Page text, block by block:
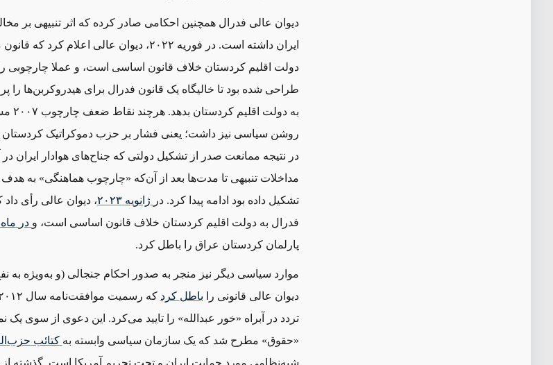
دیوان عالی فدرال همچنین احکامی صادر کرده که اثر تنبیهی بر
دولت اقلیم کردستان خلاف قانون اساسی است، و عملا چارچوبی را
طراحی شده بود تا خالیگاه یک قانون فدرال برای هیدروکربن‌ها را
به
روشن سیاسی نیز داشت؛ یعنی ‌فشار بر حزب دموکراتیک کردستان
در نتیجه ممانعت صدر از تشکیل دولتی که جناح‌های هوادار ایران در
مداخلات تنبیهی تا مدت‌ها بعد از آن‌که «چارچوب هماهنگی» به
تشکیل داده بود ادامه پیدا کرد. در ژانویه ۲۰۲۳
، دیوان عالی رأی داد
فدرال به دولت اقلیم کردستان خلاف قانون اساسی است، و در ماه
پارلمان کردستان عراق را باطل کرد.
دیوان عالی قانونی را باطل کرد
تردد در آبراه «خور عبدالله» را تایید می‌کرد. این دعوی از سوی یک
«حقوق» مطرح شد که یک سازمان سیاسی وابسته به کتائب حزب
شبه‌نظامی مورد حمایت ایران و تحت تحریم آمریکا است. گذشته